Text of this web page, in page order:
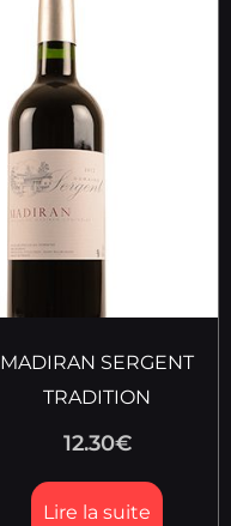
MADIRAN SERGENT
TRADITION
12.30€
Lire la suite